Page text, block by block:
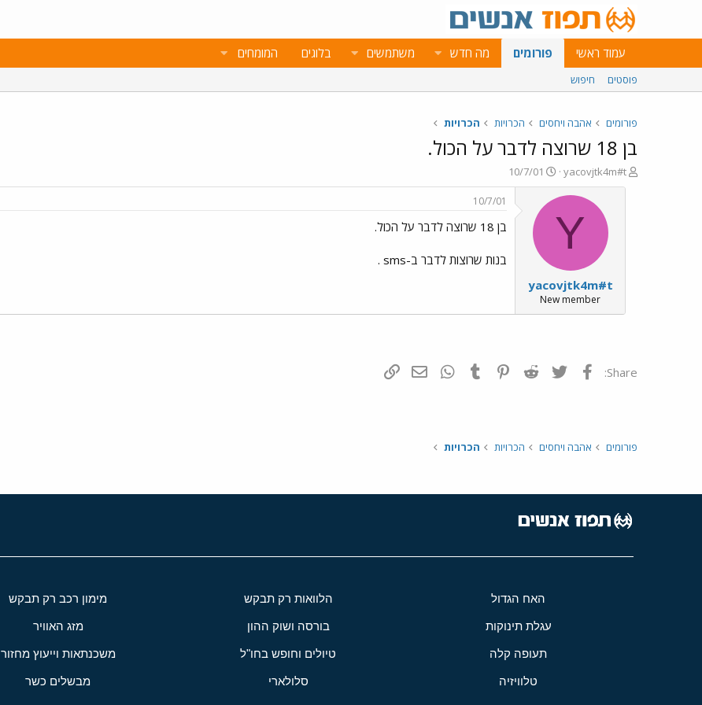
עמוד ראשי פורומים מה חדש משתמשים בלוגים המומחים
פוסטים חיפוש
פורומים אהבה ויחסים הכרויות הכרויות
בן 18 שרוצה לדבר על הכול.
פ
ו
yacovjtk4m#t
פ
ו
ס
ת
ר
י
ך
10/7/01
Y
yacovjtk4m#t
New member
10/7/01
בן 18 שרוצה לדבר על הכול.
בנות שרוצות לדבר ב-sms .
Share: פייסבוק Twitter
Reddit
Pinterest
Tumblr
WhatsAppדואר אלקטרוני
פורומים אהבה ויחסים הכרויות הכרויות
האח הגדול הלוואות רק תבקש מימון רכב רק תבקש
עגלת תינוקות בורסה ושוק ההון מזג האוויר
תעופה קלה טיולים וחופש בחו"ל משכנתאות וייעוץ מחזור
טלוויזיה סלולארי מבשלים כשר